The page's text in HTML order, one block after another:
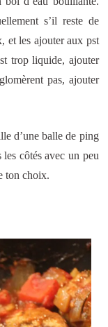
s’il reste de
et les ajouter aux pst
trop liquide, ajouter
pas, ajouter
d’une balle de ping
côtés avec un peu
ton choix.